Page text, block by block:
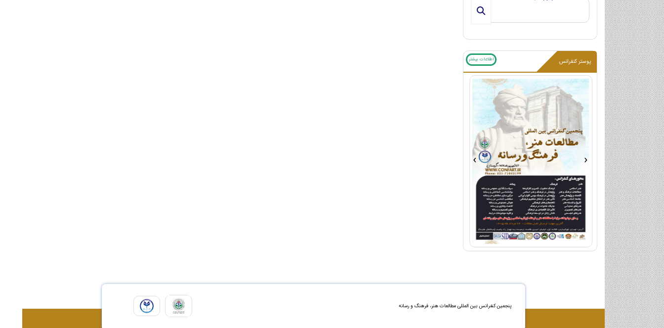
پوستر کنفرانس اطلاعات بیشتر
› ‹
پنجمین کنفرانس بین المللی مطالعات هنر، فرهنگ و رسانه